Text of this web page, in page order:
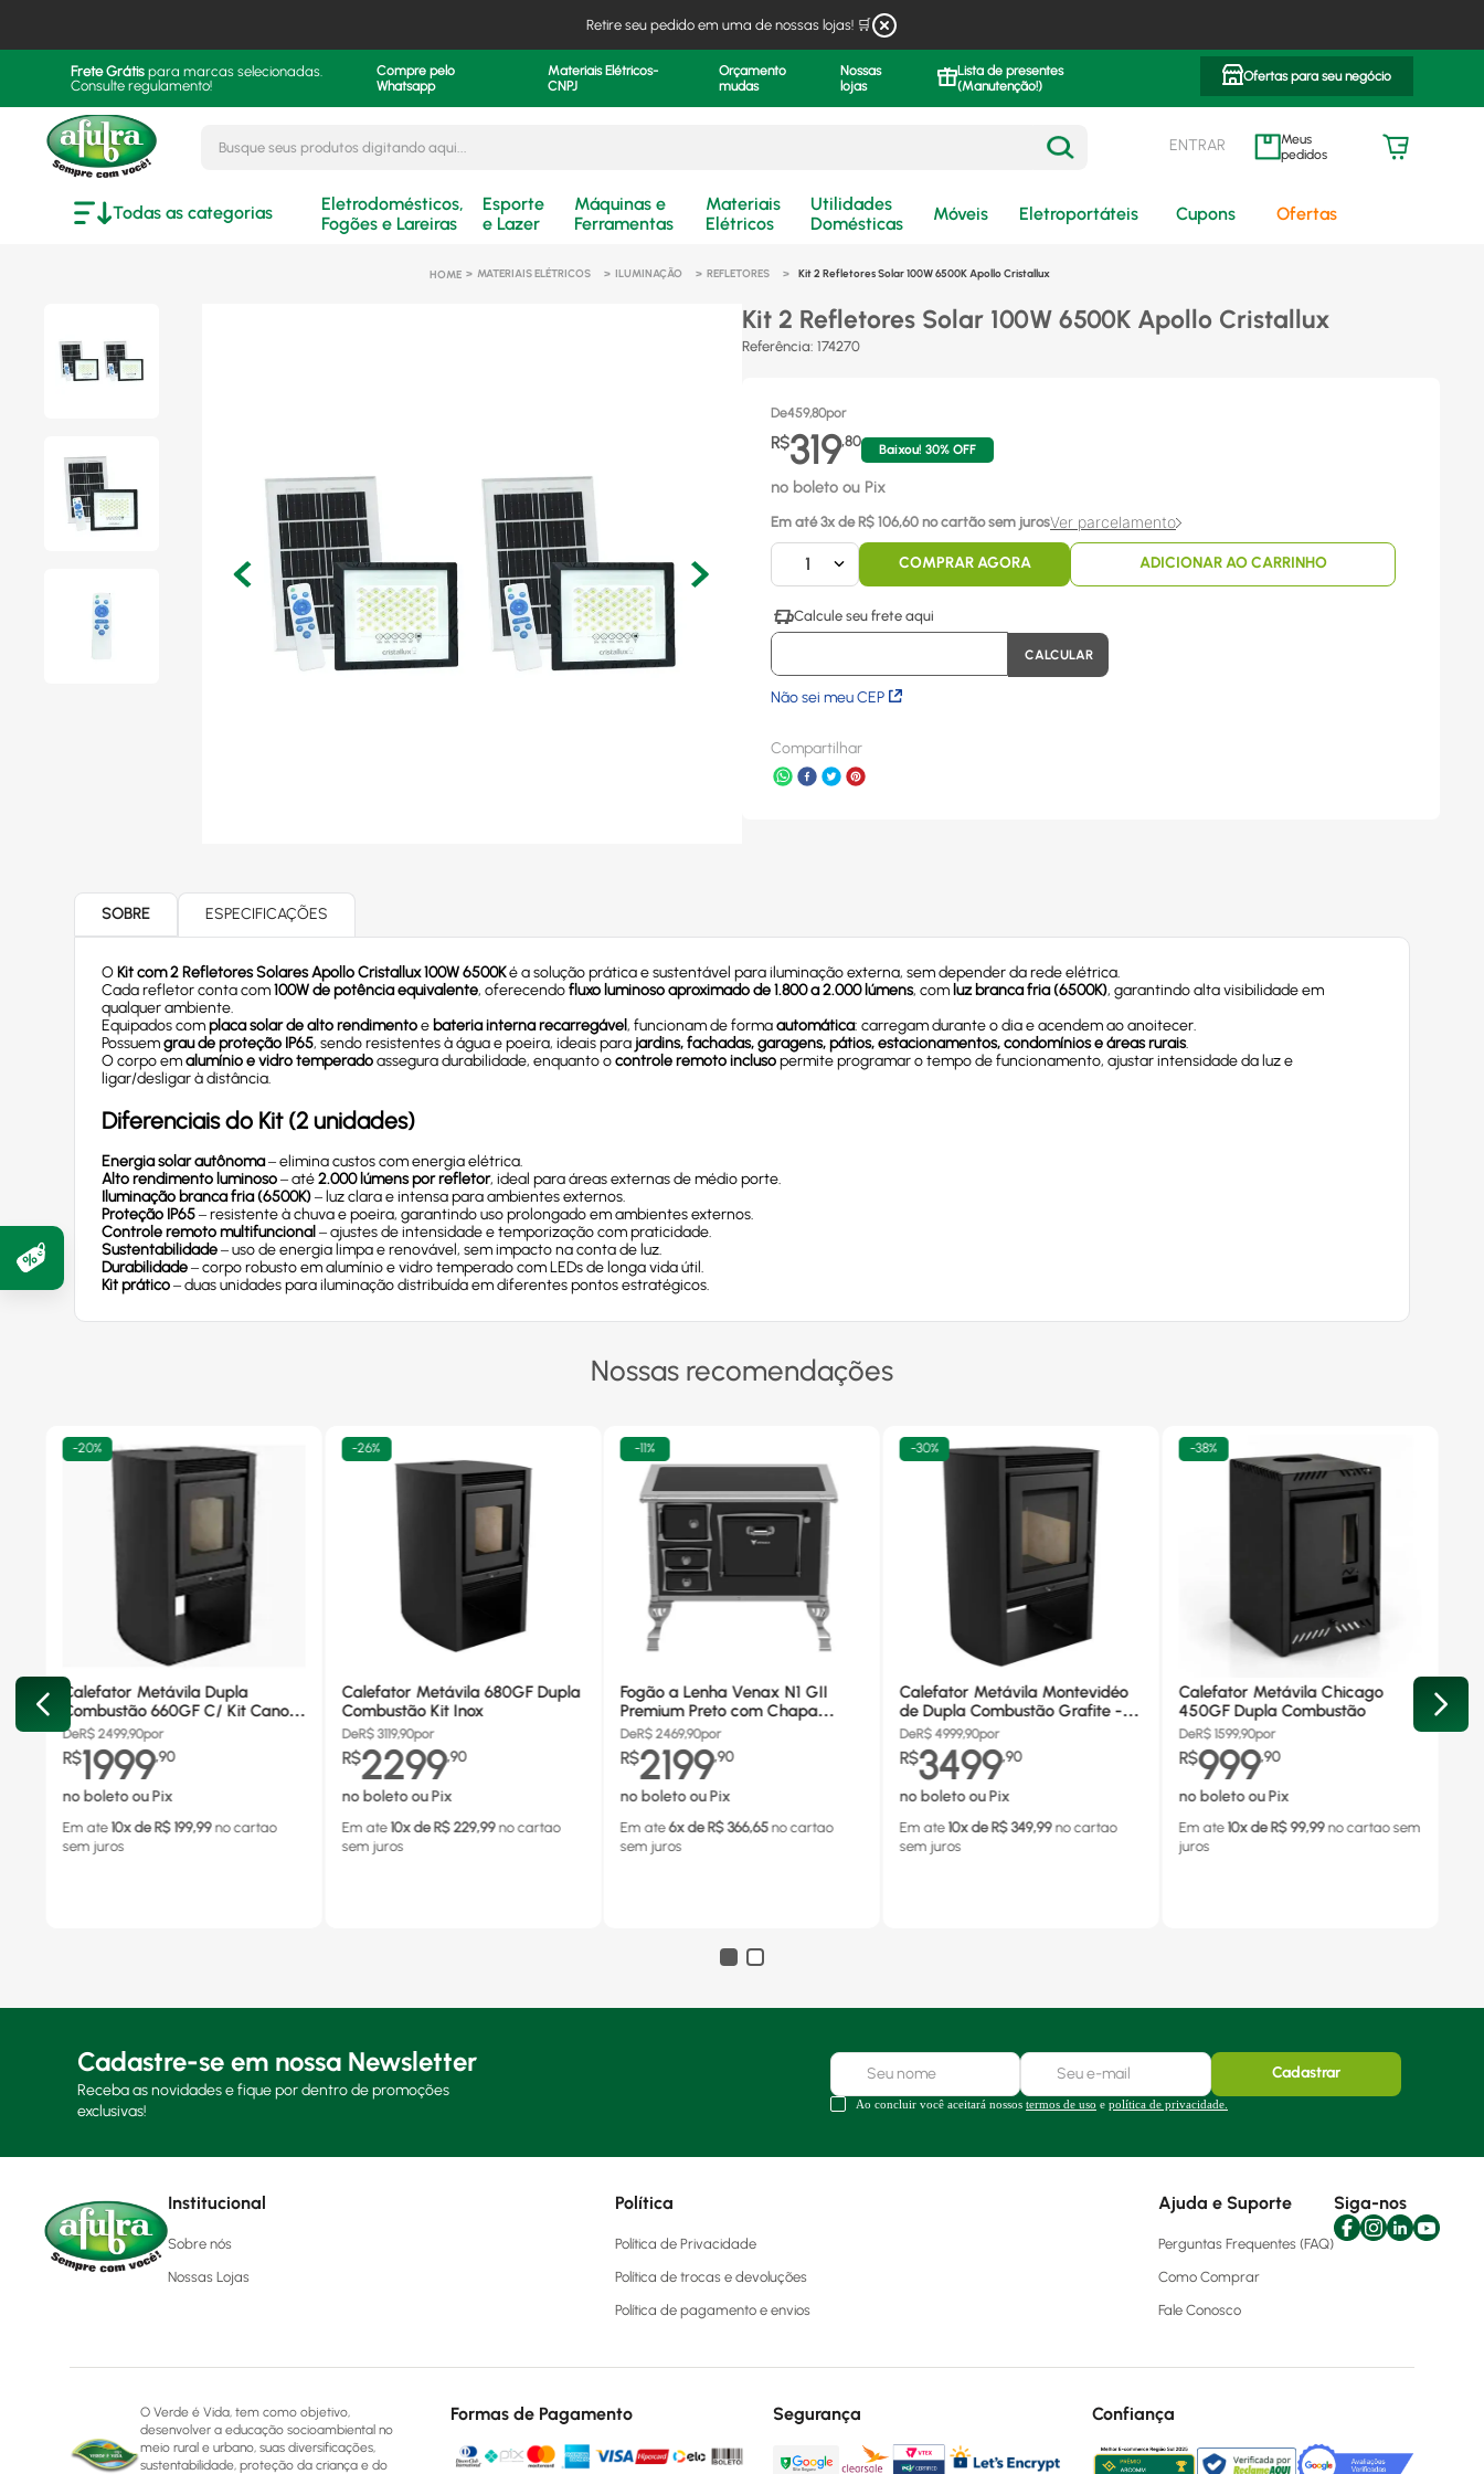
Retire seu pedido em uma de nossas lojas! 🛒
Frete Grátis para marcas selecionadas.
Consulte regulamento!
Compre pelo
Whatsapp
Materiais Elétricos-
CNPJ
Orçamento
mudas
Nossas
lojas
Lista de presentes
(Manutenção!)
Ofertas para seu negócio
ENTRAR meus pedidos
Todas as categorias
Eletrodomésticos,
Fogões e Lareiras
Esporte
e Lazer
Máquinas e
Ferramentas
Materiais
Elétricos
Utilidades
Domésticas
Móveis Eletroportáteis Cupons Ofertas
MATERIAIS ELÉTRICOS ILUMINAÇÃO REFLETORES Kit 2 Refletores Solar 100W 6500K Apollo Cristallux
Kit 2 Refletores Solar 100W 6500K Apollo Cristallux
Referência: 174270
De459,80por
R$319,80
Baixou! 30% OFF
no boleto ou Pix
Em até 3x de R$ 106,60 no cartão sem jurosVer parcelamento
1 COMPRAR AGORA ADICIONAR AO CARRINHO
Não sei meu CEP
Compartilhar
SOBRE ESPECIFICAÇÕES
OKit com 2 Refletores Solares Apollo Cristallux 100W 6500Ké a solução prática e sustentável para iluminação externa, sem depender da rede elétrica.
Cada refletor conta com100W de potência equivalente, oferecendofluxo luminoso aproximado de 1.800 a 2.000 lúmens, com luz branca fria (6500K), garantindo alta visibilidade em
qualquer ambiente.
Equipados complaca solar de alto rendimentoe bateria interna recarregável, funcionam de formaautomática: carregam durante o dia e acendem ao anoitecer.
Possuemgrau de proteção IP65, sendo resistentes à água e poeira, ideais para jardins, fachadas, garagens, pátios, estacionamentos, condomínios e áreas rurais.
O corpo emalumínio e vidro temperadoassegura durabilidade, enquanto ocontrole remoto inclusopermite programar o tempo de funcionamento, ajustar intensidade da luz e
ligar/desligar à distância.
Diferenciais do Kit (2 unidades)
Energia solar autônoma– elimina custos com energia elétrica.
Alto rendimento luminoso– até2.000 lúmens por refletor, ideal para áreas externas de médio porte.
Iluminação branca fria (6500K)– luz clara e intensa para ambientes externos.
Proteção IP65– resistente à chuva e poeira, garantindo uso prolongado em ambientes externos.
Controle remoto multifuncional – ajustes de intensidade e temporização com praticidade.
Sustentabilidade– uso de energia limpa e renovável, sem impacto na conta de luz.
Durabilidade– corpo robusto em alumínio e vidro temperado com LEDs de longa vida útil.
Kit prático– duas unidades para iluminação distribuída em diferentes pontos estratégicos.
Nossas recomendações
-20%
Calefator Metávila Dupla
Combustão 660GF C/ Kit Canos
Inox
DeR$2499,90por
R$1999,90
no boleto ou Pix
Em ate 10x de R$ 199,99 no cartao
sem juros
-26%
Calefator Metávila 680GF Dupla
Combustão Kit Inox
DeR$3119,90por
R$2299,90
no boleto ou Pix
Em ate 10x de R$ 229,99 no cartao
sem juros
-11%
Fogão a Lenha Venax N1 GII
Premium Preto com Chapa
Vitrocerâmica - Chaminé Saída
Lado Direito
DeR$2469,90por
R$2199,90
no boleto ou Pix
Em ate 6x de R$ 366,65 no cartao
sem juros
-30%
Calefator Metávila Montevidéo
de Dupla Combustão Grafite -
880GF
DeR$ 4999,90por
R$3499,90
no boleto ou Pix
Em ate 10x de R$ 349,99 no cartao
sem juros
-38%
Calefator Metávila Chicago
450GF Dupla Combustão
DeR$ 1599,90por
R$999,90
no boleto ou Pix
Em ate 10x de R$ 99,99 no cartaosem
juros
Cadastre-se em nossa Newsletter
Receba as novidades e fique por dentro de promoções
exclusivas!
Cadastrar
Ao concluir você aceitará nossos termos de uso e política de privacidade.
Institucional
Sobre nós
Nossas Lojas
Política
Política de Privacidade
Política de trocas e devoluções
Política de pagamento e envios
Ajuda e Suporte
Perguntas Frequentes (FAQ)
Como Comprar
Fale Conosco
Siga-nos
O Verde é Vida, tem como objetivo,
desenvolver a educação socioambiental no
meio rural e urbano, suas diversificações,
sustentabilidade, proteção da criança e do
Formas de Pagamento Segurança Confiança